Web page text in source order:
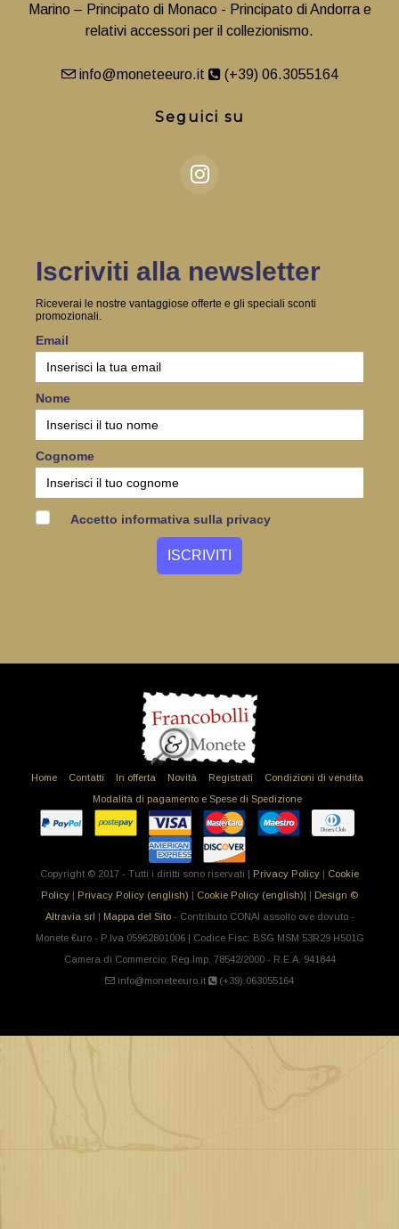
Marino – Principato di Monaco - Principato di Andorra e
relativi accessori per il collezionismo.
info@moneteeuro.it (+39) 06.3055164
Seguici su
Iscriviti alla newsletter
Riceverai le nostre vantaggiose offerte e gli speciali sconti
promozionali.
Email
Nome
Cognome
Accetto informativa sulla privacy
Home Contatti In offerta Novità Registrati
Condizioni di vendita
Modalità di pagamento e Spese di Spedizione
Copyright © 2017 - Tutti i diritti sono riservati | Privacy Policy | Cookie
Policy | Privacy Policy (english) | Cookie Policy (english)| | Design ©
Altravia srl | Mappa del Sito- Contributo CONAI assolto ove dovuto -
Monete €uro - P.Iva 05962801006 | Codice Fisc: BSG MSM 53R29 H501G
Camera di Commercio: Reg.Imp. 78542/2000 - R.E.A. 941844
info@moneteeuro.it
(+39).063055164